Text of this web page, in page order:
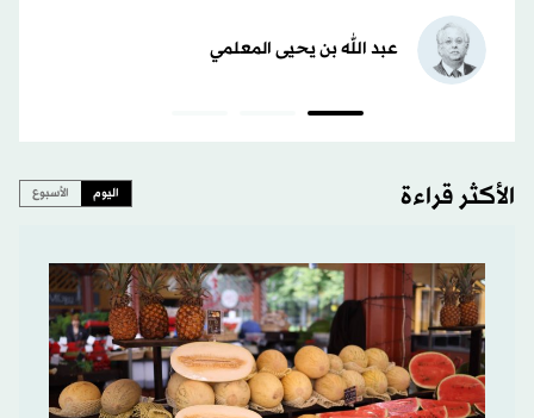
عبد الله بن يحيى المعلمي
الأكثر قراءة اليوم الأسبوع